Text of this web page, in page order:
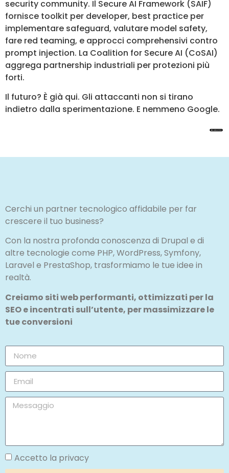
security community. Il Secure AI Framework (SAIF)
fornisce toolkit per developer, best practice per
implementare safeguard, valutare model safety,
fare red teaming, e approcci comprehensivi contro
prompt injection. La Coalition for Secure AI (CoSAI)
aggrega partnership industriali per protezioni più
forti.
Il futuro? È già qui. Gli attaccanti non si tirano
indietro dalla sperimentazione. E nemmeno Google.
Cerchi un partner tecnologico affidabile per far
crescere il tuo business?
Con la nostra profonda conoscenza di Drupal e di
altre tecnologie come PHP, WordPress, Symfony,
Laravel e PrestaShop, trasformiamo le tue idee in
realtà.
Creiamo siti web performanti, ottimizzati per la
SEO e incentrati sull’utente, per massimizzare le
tue conversioni
Accetto la privacy